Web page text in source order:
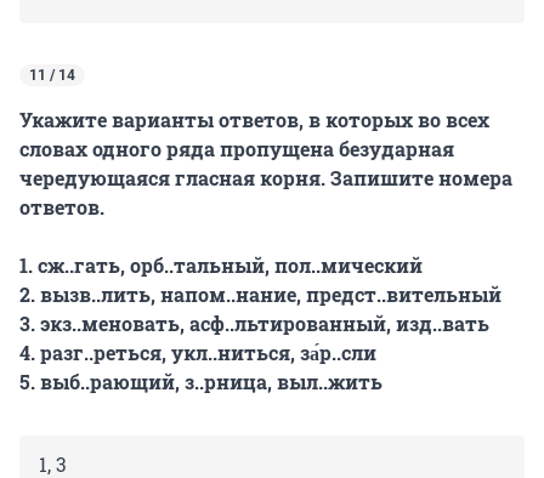
11 / 14
Укажите варианты ответов, в которых во всех
словах одного ряда пропущена безударная
чередующаяся гласная корня. Запишите номера
ответов.
1. сж..гать, орб..тальный, пол..мический
2. вызв..лить, напом..нание, предст..вительный
3. экз..меновать, асф..льтированный, изд..вать
4. разг..реться, укл..ниться, за́р..сли
5. выб..рающий, з..рница, выл..жить
1, 3